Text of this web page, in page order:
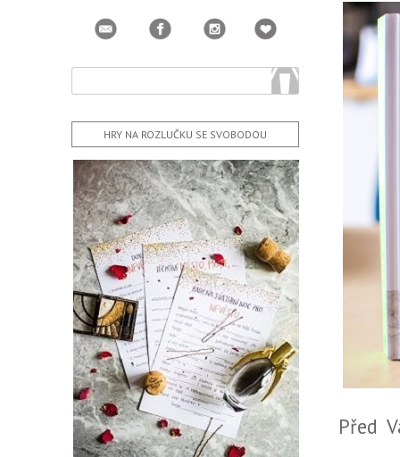
Před
HRY NA ROZLUČKU SE SVOBODOU